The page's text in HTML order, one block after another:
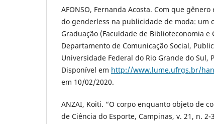
AFONSO, Fernanda Acosta. Com que
do genderless na publicidade de moda: um
Graduação (Faculdade de Biblioteconomia e
Departamento de Comunicação Social,
Universidade Federal do Rio Grande do Sul,
Disponível em http://www.lume.ufrgs.br/
em 10/02/2020.
ANZAI, Koiti. “O corpo enquanto objeto de
de Ciência do Esporte, Campinas, v. 21, n.